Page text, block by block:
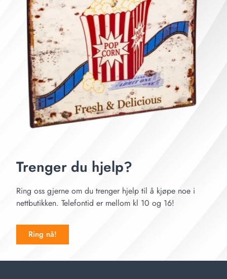
Trenger du hjelp?
Ring oss gjerne om du trenger hjelp til å kjøpe noe i
nettbutikken. Telefontid er mellom kl 10 og 16!
Ring nå!